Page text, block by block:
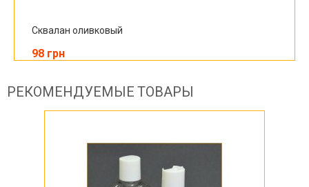
Сквалан оливковый
98 грн
РЕКОМЕНДУЕМЫЕ ТОВАРЫ